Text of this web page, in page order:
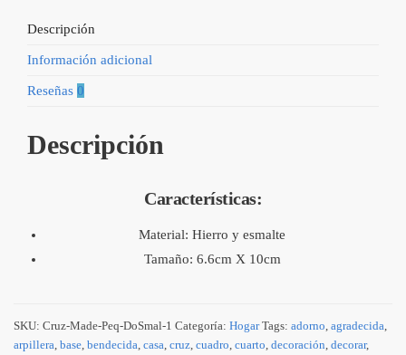
Descripción
Información adicional
Reseñas 0
Descripción
Características:
Material: Hierro y esmalte
Tamaño: 6.6cm X 10cm
SKU: Cruz-Made-Peq-DoSmal-1 Categoría: Hogar Tags: adorno agradecida
arpillera base bendecida casa cruz cuadro cuarto decoración decorar,